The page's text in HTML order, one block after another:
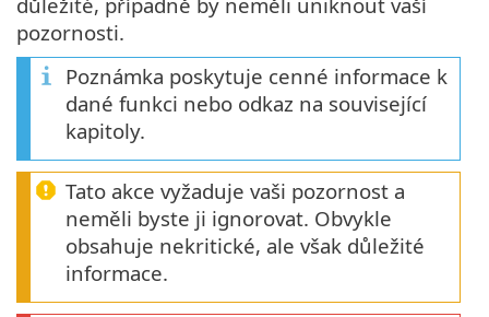
pozornosti.
Poznámka poskytuje cenné informace k
dané funkci nebo odkaz na související
kapitoly.
Tato akce vyžaduje vaši pozornost a
neměli byste ji ignorovat. Obvykle
obsahuje nekritické, ale však důležité
informace.